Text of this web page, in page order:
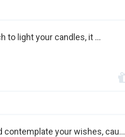
to light your candles, it ...
your wishes, cau...